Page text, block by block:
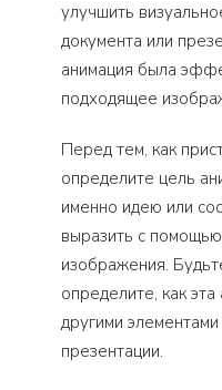
улучшить
документа или
анимация была
подходящее
Перед тем, как
определите цель
именно идею или
выразить с
изображения.
определите, как
другими
презентации.